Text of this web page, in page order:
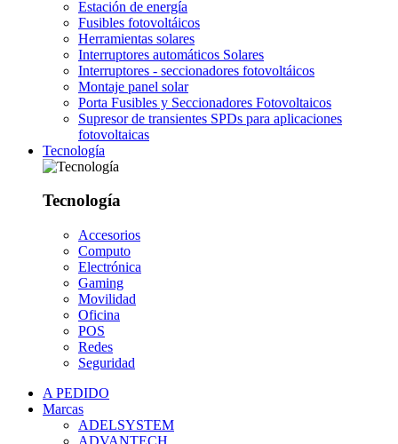
Estación de energía
Fusibles fotovoltáicos
Herramientas solares
Interruptores automáticos Solares
Interruptores - seccionadores fotovoltáicos
Montaje panel solar
Porta Fusibles y Seccionadores Fotovoltaicos
Supresor de transientes SPDs para aplicaciones
fotovoltaicas
Tecnología
Tecnología
Accesorios
Computo
Electrónica
Gaming
Movilidad
Oficina
POS
Redes
Seguridad
A PEDIDO
Marcas
ADELSYSTEM
ADVANTECH